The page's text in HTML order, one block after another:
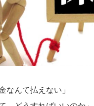
なんて払えない」